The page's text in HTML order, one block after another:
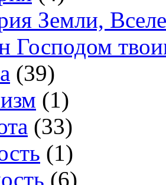
Земли,
Господом
(39)
(1)
(33)
(1)
(6)